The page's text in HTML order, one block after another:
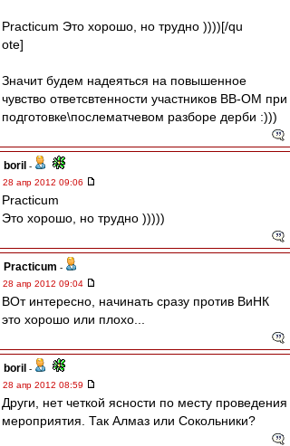
Practicum Это хорошо, но трудно ))))[/qu
ote]
Значит будем надеяться на повышенное
чувство ответсвтенности участников ВВ-ОМ при
подготовке\послематчевом разборе дерби :)))
boril -
28 апр 2012 09:06
Practicum
Это хорошо, но трудно )))))
Practicum -
28 апр 2012 09:04
ВОт интересно, начинать сразу против ВиНК
это хорошо или плохо...
boril -
28 апр 2012 08:59
Други, нет четкой ясности по месту проведения
мероприятия. Так Алмаз или Сокольники?